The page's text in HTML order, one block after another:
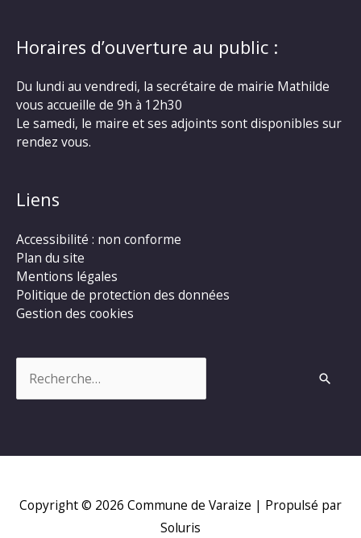
Horaires d’ouverture au public :
Du lundi au vendredi, la secrétaire de mairie Mathilde
vous accueille de 9h à 12h30
Le samedi, le maire et ses adjoints sont disponibles sur
rendez vous.
Liens
Accessibilité : non conforme
Plan du site
Mentions légales
Politique de protection des données
Gestion des cookies
Copyright © 2026 Commune de Varaize | Propulsé par
Soluris